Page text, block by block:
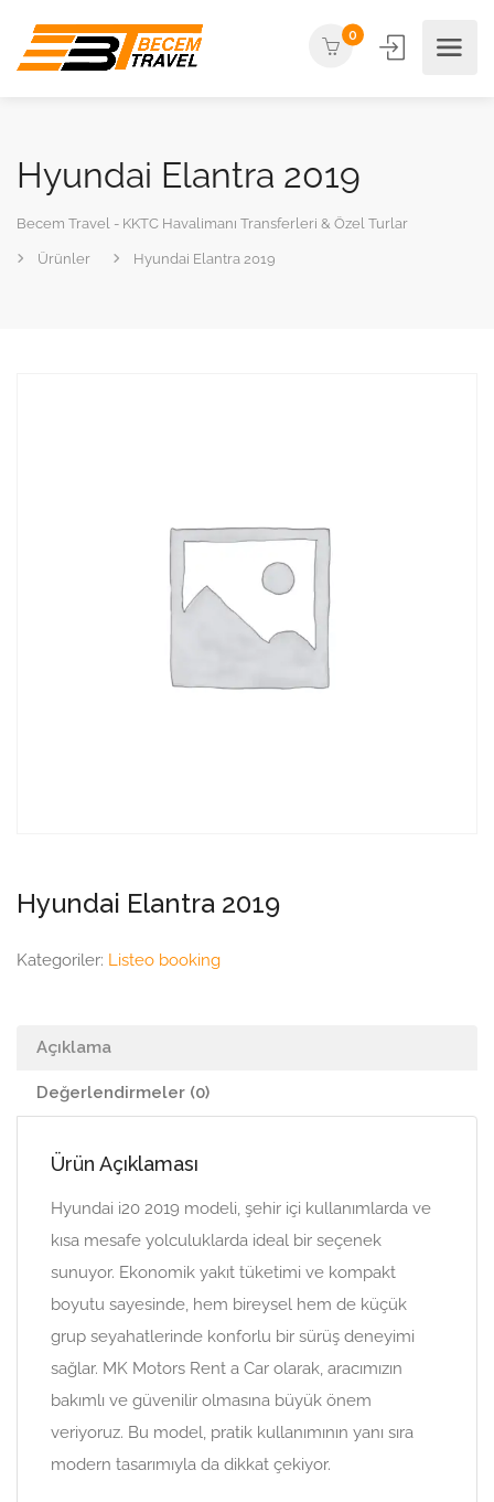
0
Hyundai Elantra 2019
Becem Travel - KKTC Havalimanı Transferleri & Özel Turlar
Ürünler Hyundai Elantra 2019
Hyundai Elantra 2019
Kategoriler: Listeo booking
Açıklama
Değerlendirmeler (0)
Ürün Açıklaması
Hyundai i20 2019 modeli, şehir içi kullanımlarda ve
kısa mesafe yolculuklarda ideal bir seçenek
sunuyor. Ekonomik yakıt tüketimi ve kompakt
boyutu sayesinde, hem bireysel hem de küçük
grup seyahatlerinde konforlu bir sürüş deneyimi
sağlar. MK Motors Rent a Car olarak, aracımızın
bakımlı ve güvenilir olmasına büyük önem
veriyoruz. Bu model, pratik kullanımının yanı sıra
modern tasarımıyla da dikkat çekiyor.